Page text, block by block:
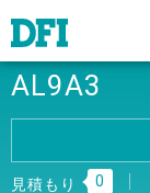
AL9A3
見積もり 0